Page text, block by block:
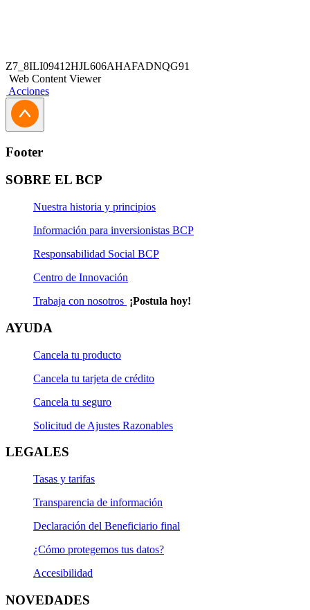
Z7_8ILI09412HJL606AHAFADNQG91
Web Content Viewer
Acciones
Footer
SOBRE EL BCP
Nuestra historia y principios
Información para inversionistas BCP
Responsabilidad Social BCP
Centro de Innovación
Trabaja con nosotros ¡Postula hoy!
AYUDA
Cancela tu producto
Cancela tu tarjeta de crédito
Cancela tu seguro
Solicitud de Ajustes Razonables
LEGALES
Tasas y tarifas
Transparencia de información
Declaración del Beneficiario final
¿Cómo protegemos tus datos?
Accesibilidad
NOVEDADES